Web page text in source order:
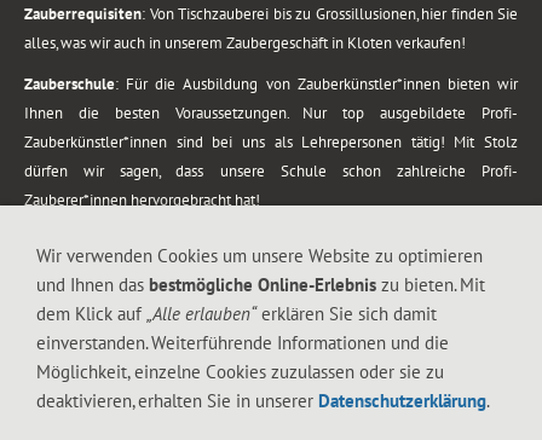
Zauberrequisiten: Von Tischzauberei bis zu Grossillusionen, hier finden Sie
alles, was wir auch in unserem Zaubergeschäft in Kloten verkaufen!
Zauberschule: Für die Ausbildung von Zauberkünstler*innen bieten wir
Ihnen die besten Voraussetzungen. Nur top ausgebildete Profi-
Zauberkünstler*innen sind bei uns als Lehrepersonen tätig! Mit Stolz
dürfen wir sagen, dass unsere Schule schon zahlreiche Profi-
Zauberer*innen hervorgebracht hat!
vom Kinderprogramm bis zur Tischzauberei. Lassen Sie sich faszinieren von
meiner Zauber-Sprech-Show, angerührt mit sprachlichen Sequenzen,
gewürzt mit Gags und visuellen Illusionen wie Kaninchen, Vasen, Seilen,
Wir verwenden Cookies um unsere Website zu optimieren
und Ihnen das bestmögliche Online-Erlebnis zu bieten. Mit
dem Klick auf „Alle erlauben“erklären Sie sich damit
einverstanden. Weiterführende Informationen und die
Möglichkeit, einzelne Cookies zuzulassen oder sie zu
deaktivieren, erhalten Sie in unserer Datenschutzerklärung.